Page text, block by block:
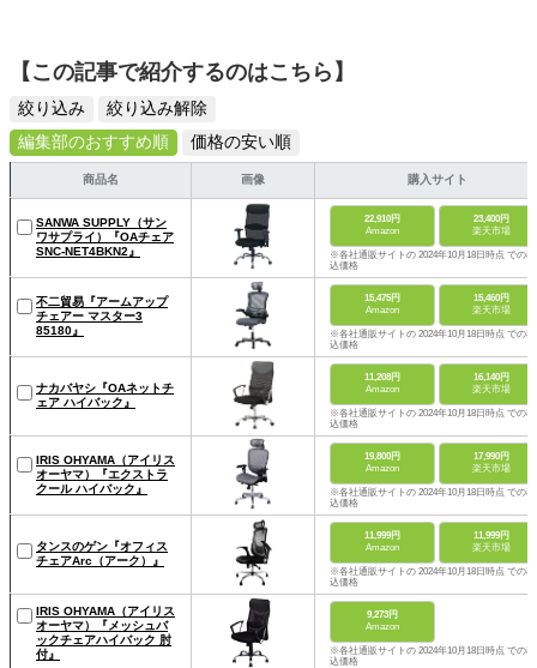
【この記事で紹介するのはこちら】
絞り込み
絞り込み解除
編集部のおすすめ順
価格の安い順
商品名 画像 購入サイト
SANWA SUPPLY（サン
ワサプライ）『OAチェア
SNC-NET4BKN2』
22,910円
Amazon
23,400円
楽天市場
※各社通販サイトの 2024年10月18日時点 での税
込価格
不二貿易『アームアップ
チェアー マスター3
85180』
15,475円
Amazon
15,460円
楽天市場
※各社通販サイトの 2024年10月18日時点 での税
込価格
ナカバヤシ『OAネットチ
ェア ハイバック』
11,208円
Amazon
16,140円
楽天市場
※各社通販サイトの 2024年10月18日時点 での税
込価格
IRIS OHYAMA（アイリス
オーヤマ）『エクストラ
クール ハイバック』
19,800円
Amazon
17,990円
楽天市場
※各社通販サイトの 2024年10月18日時点 での税
込価格
タンスのゲン『オフィス
チェアArc（アーク）』
11,999円
Amazon
11,999円
楽天市場
※各社通販サイトの 2024年10月18日時点 での税
込価格
IRIS OHYAMA（アイリス
オーヤマ）『メッシュバ
ックチェアハイバック 肘
付』
9,273円
Amazon
※各社通販サイトの 2024年10月18日時点 での税
込価格